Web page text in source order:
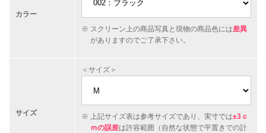
カラー
スクリーン上の商品写真と現物の商品色には差異
がありますのでご了承下さい。
サイズ
＜サイズ＞
上記サイズ表は参考サイズであり、実寸では±3ｃ
ｍの誤差は許容範囲（自然な状態で平置きでの計